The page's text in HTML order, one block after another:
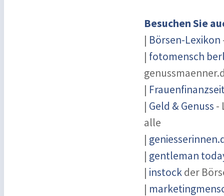
Besuchen Sie
| Börsen-Lexikon
| fotomensch
|
| Geld & Genuss -
alle
|
| gentleman
| instockder
|